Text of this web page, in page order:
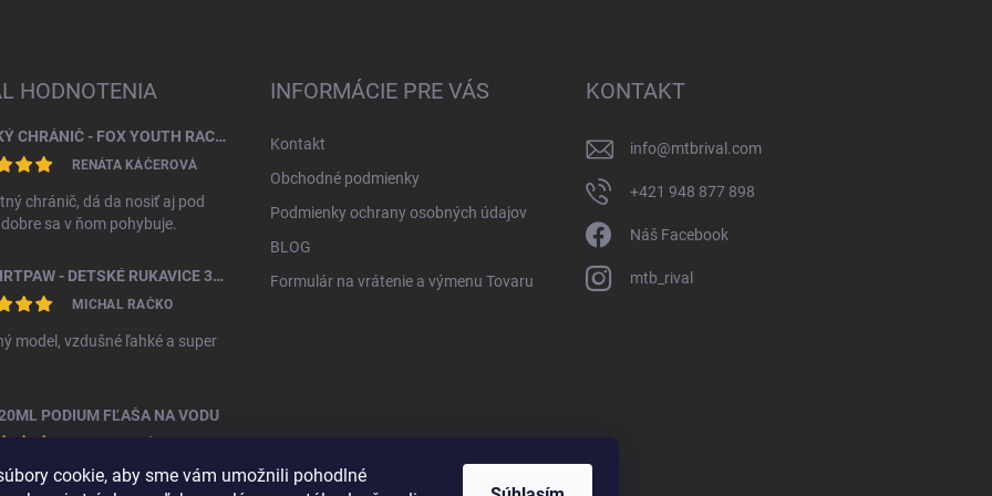
cookie, aby sme vám umožnili pohodlné
HODNOTENIA
DETSKÝ CHRÁNIČ - FOX YOUTH RACEFRAME IMPACT CE CHEST GUARD
RENÁTA KÁČEROVÁ
chránič, dá da nosiť aj pod
sa v ňom pohybuje.
FOX DIRTPAW - DETSKÉ RUKAVICE 3 - 5 ROKOV
MICHAL RAČKO
model, vzdušné ľahké a super
PODIUM FĽAŠA NA VODU
fľáša za vyššiu cenu
INFORMÁCIE PRE VÁS
Kontakt
Obchodné podmienky
Podmienky ochrany osobných údajov
BLOG
Formulár na vrátenie a výmenu Tovaru
KONTAKT
info@mtbrival.com
+421 948 877 898
Náš Facebook
mtb_rival